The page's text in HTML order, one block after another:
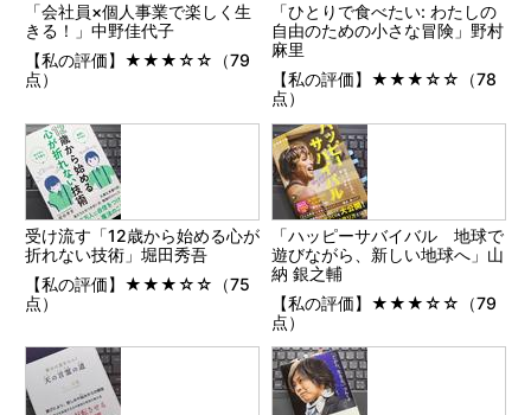
「会社員×個人事業で楽しく生
きる！」中野佳代子
【私の評価】★★★☆☆（79
点）
「ひとりで食べたい: わたしの
自由のための小さな冒険」野村
麻里
【私の評価】★★★☆☆（78
点）
受け流す「12歳から始める心が
折れない技術」堀田秀吾
【私の評価】★★★☆☆（75
点）
「ハッピーサバイバル 地球で
遊びながら、新しい地球へ」山
納 銀之輔
【私の評価】★★★☆☆（79
点）